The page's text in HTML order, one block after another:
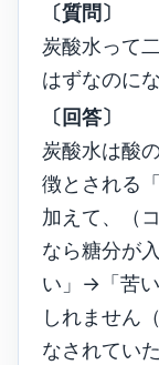
〔質問〕
炭酸水って
はずなのに
〔回答〕
炭酸水は酸
徴とされる
加えて、（
なら糖分が
い」→「苦
しれません
なされてい